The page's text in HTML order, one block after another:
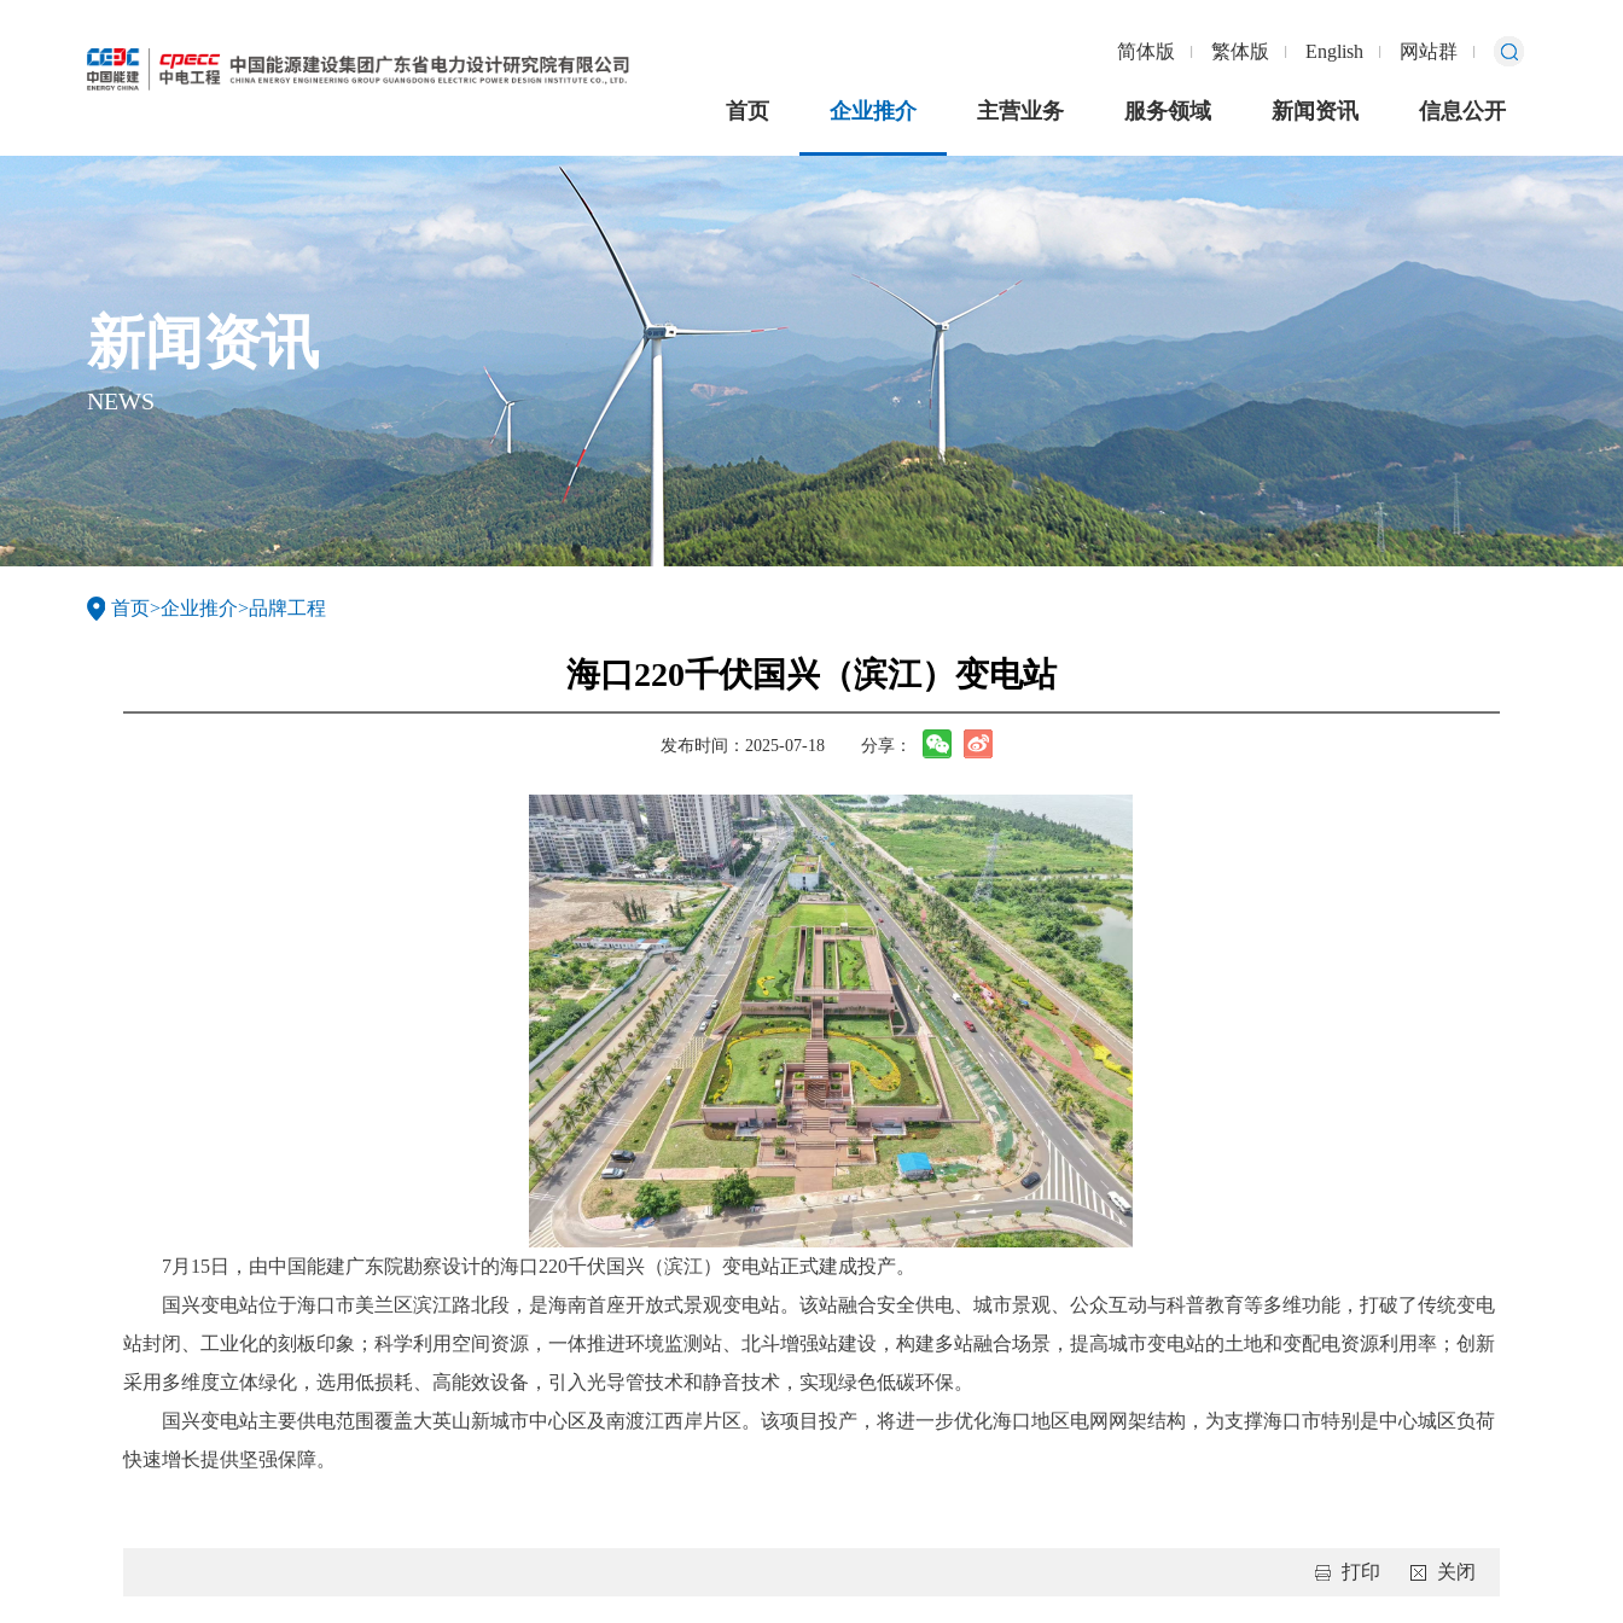
简体版 繁体版 English 网站群
首页 企业推介 主营业务 服务领域 新闻资讯 信息公开
新闻资讯
NEWS
首页>企业推介>品牌工程
海口220千伏国兴（滨江）变电站
发布时间：2025-07-18 分享：
7月15日，由中国能建广东院勘察设计的海口220千伏国兴 （滨江）变电站正式建成投产。
国兴变电站位于海口市美兰区滨江路北段，是海南首座开放式景观变电站。该站融合安全供电、城市景观、公众互动与科普教育等多维功能，打破了传统变电
站封闭、工业化的刻板印象；科学利用空间资源，一体推进环境监测站、北斗增强站建设，构建多站融合场景，提高城市变电站的土地和变配电资源利用率；创新
采用多维度立体绿化，选用低损耗、高能效设备，引入光导管技术和静音技术，实现绿色低碳环保。
国兴变电站主要供电范围覆盖大英山新城市中心区及南渡江西岸片区。该项目投产，将进一步优化海口地区电网网架结构，为支撑海口市特别是中心城区负荷
快速增长提供坚强保障。
关闭
打印